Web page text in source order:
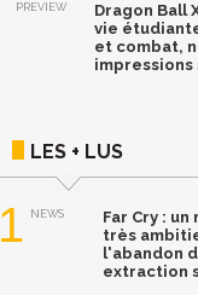
PREVIEW
Dragon Ball
vie
et combat,
impressions
LES + LUS
1 NEWS
Far Cry :
très
l'abandon
extraction